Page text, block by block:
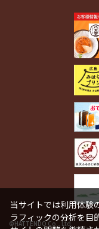
©HATTENDO Co., Ltd.
当サイトでは利用体験
ラフィックの分析を目